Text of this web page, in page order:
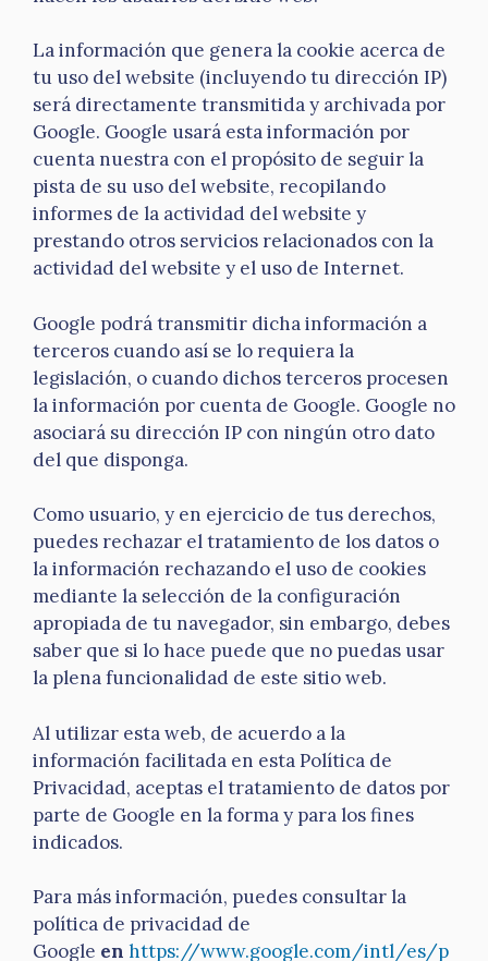
La información que genera la cookie acerca de
tu uso del website (incluyendo tu dirección IP)
será directamente transmitida y archivada por
Google. Google usará esta información por
cuenta nuestra con el propósito de seguir la
pista de su uso del website, recopilando
informes de la actividad del website y
prestando otros servicios relacionados con la
actividad del website y el uso de Internet.
Google podrá transmitir dicha información a
terceros cuando así se lo requiera la
legislación, o cuando dichos terceros procesen
la información por cuenta de Google. Google no
asociará su dirección IP con ningún otro dato
del que disponga.
Como usuario, y en ejercicio de tus derechos,
puedes rechazar el tratamiento de los datos o
la información rechazando el uso de cookies
mediante la selección de la configuración
apropiada de tu navegador, sin embargo, debes
saber que si lo hace puede que no puedas usar
la plena funcionalidad de este sitio web.
Al utilizar esta web, de acuerdo a la
información facilitada en esta Política de
Privacidad, aceptas el tratamiento de datos por
parte de Google en la forma y para los fines
indicados.
Para más información, puedes consultar la
política de privacidad de
Google en https://www.google.com/intl/es/p